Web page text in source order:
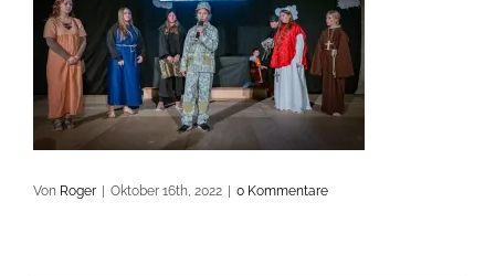
Von Roger Oktober 16th, 2022 0 Kommentare